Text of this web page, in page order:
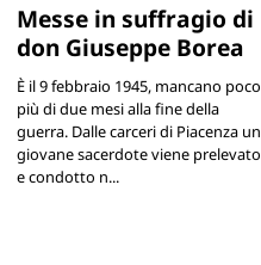
Messe in suffragio di
don Giuseppe Borea
È il 9 febbraio 1945, mancano poco
più di due mesi alla fine della
guerra. Dalle carceri di Piacenza un
giovane sacerdote viene prelevato
e condotto n...